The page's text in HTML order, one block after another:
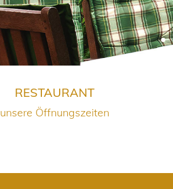
RESTAURANT
unsere Öffnungszeiten